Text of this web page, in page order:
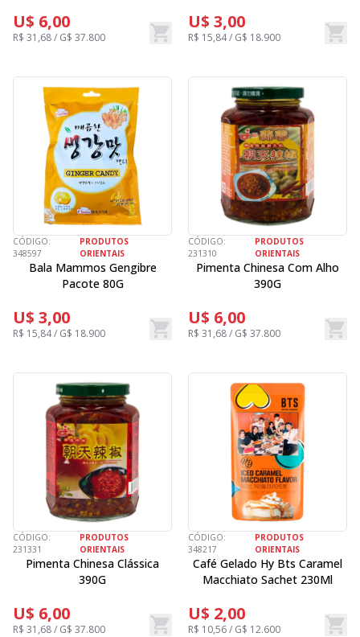
U$ 6,00
R$ 31,68 / G$ 37.800
U$ 3,00
R$ 15,84 / G$ 18.900
CÓDIGO:
348597
PRODUTOS
ORIENTAIS
Bala Mammos Gengibre
Pacote 80G
U$ 3,00
R$ 15,84 / G$ 18.900
CÓDIGO:
231310
PRODUTOS
ORIENTAIS
Pimenta Chinesa Com Alho
390G
U$ 6,00
R$ 31,68 / G$ 37.800
CÓDIGO:
231331
PRODUTOS
ORIENTAIS
Pimenta Chinesa Clássica
390G
U$ 6,00
R$ 31,68 / G$ 37.800
CÓDIGO:
348217
PRODUTOS
ORIENTAIS
Café Gelado Hy Bts Caramel
Macchiato Sachet 230Ml
U$ 2,00
R$ 10,56 / G$ 12.600